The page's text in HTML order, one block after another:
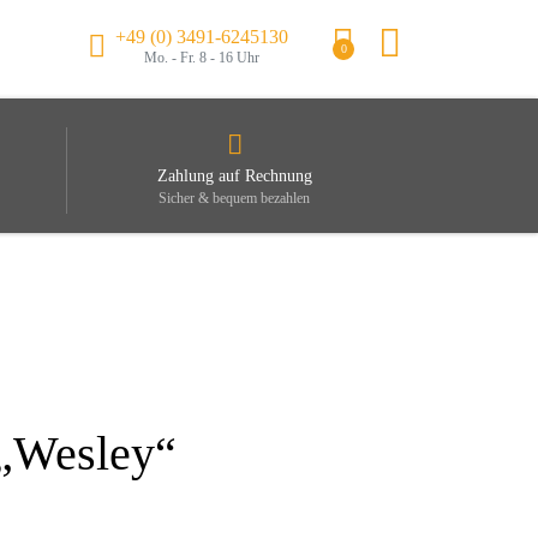
+49 (0) 3491-6245130
Mo. - Fr. 8 - 16 Uhr
0
Zahlung auf Rechnung
Sicher & bequem bezahlen